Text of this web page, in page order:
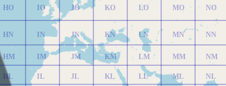
HL
HM
HN
HO
IL
IM
IN
IO
JL
JM
JN
JO
KL
KM
KN
KO
LL
LM
LN
LO
ML
MM
MN
MO
NL
NM
NN
NO